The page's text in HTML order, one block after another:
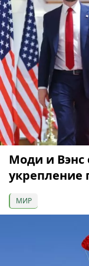
Моди и Вэнс
укрепление
МИР